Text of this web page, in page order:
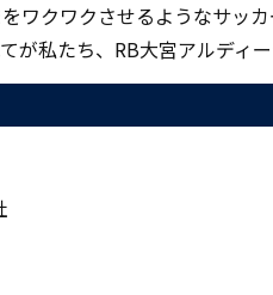
ワクワクさせるようなサッ
が私たち、RB大宮アルディー